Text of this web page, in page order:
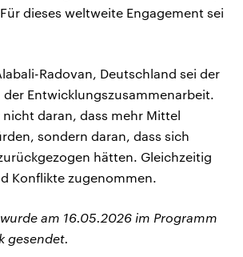
dieses weltweite Engagement sei
Radovan, Deutschland sei der
Entwicklungszusammenarbeit.
nicht daran, dass mehr Mittel
sondern daran, dass sich
hätten. Gleichzeitig
Konflikte zugenommen.
am 16.05.2026 im Programm
gesendet.